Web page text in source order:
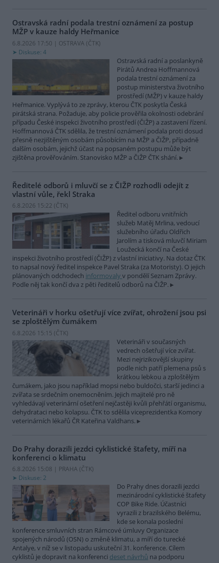
Ostravská radní podala trestní oznámení za postup
MŽP v kauze haldy Heřmanice
6.8.2026 17:50 | OSTRAVA (ČTK)
Diskuse: 4
Ostravská radní a poslankyně
Pirátů Andrea Hoffmannová
podala trestní oznámení za
postup ministerstva životního
prostředí (MŽP) v kauze haldy
Heřmanice. Vyplývá to ze zprávy, kterou ČTK poskytla Česká
pirátská strana. Požaduje, aby policie prověřila okolnosti odebrání
případu České inspekci životního prostředí (ČIŽP) a zastavení řízení.
Hoffmannová ČTK sdělila, že trestní oznámení podala proti dosud
přesně nezjištěným osobám působícím na MŽP a ČIŽP, případně
dalším osobám, jejichž účast na popsaném postupu může být
zjištěna prověřováním. Stanovisko MŽP a ČIŽP ČTK shání.
Ředitelé odborů i mluvčí se z ČIŽP rozhodli odejít z
vlastní vůle, řekl Straka
6.8.2026 15:22 (ČTK)
Ředitel odboru vnitřních
služeb Matěj Mrlina, vedoucí
služebního úřadu Oldřich
Jarolím a tisková mluvčí Miriam
Loužecká končí na České
inspekci životního prostředí (ČIŽP) z vlastní iniciativy. Na dotaz ČTK
to napsal nový ředitel inspekce Pavel Straka (za Motoristy). O jejich
plánovaných odchodech informovaly v pondělí Seznam Zprávy.
Podle něj tak končí dva z pěti ředitelů odborů na ČIŽP.
Veterináři v horku ošetřují více zvířat, ohrožení jsou psi
se zploštělým čumákem
6.8.2026 15:15 (ČTK)
Veterináři v současných
vedrech ošetřují více zvířat.
Mezi nejrizikovější skupiny
podle nich patří plemena psů s
krátkou lebkou a zploštělým
čumákem, jako jsou například mopsi nebo buldočci, starší jedinci a
zvířata se srdečním onemocněním. Jejich majitelé pro ně
vyhledávají veterinární ošetření nejčastěji kvůli přehřátí organismu,
dehydrataci nebo kolapsu. ČTK to sdělila viceprezidentka Komory
veterinárních lékařů ČR Kateřina Valdhans.
Do Prahy dorazili jezdci cyklistické štafety, míří na
konferenci o klimatu
6.8.2026 15:08 | PRAHA (ČTK)
Diskuse: 2
Do Prahy dnes dorazili jezdci
mezinárodní cyklistické štafety
COP Bike Ride. Účastníci
vyrazili z brazilského Belému,
kde se konala poslední
konference smluvních stran Rámcové úmluvy Organizace
spojených národů (OSN) o změně klimatu, a míří do turecké
Antalye, v níž se v listopadu uskuteční 31. konference. Cílem
cyklistů je dopravit na konferenci deset návrhů na podporu